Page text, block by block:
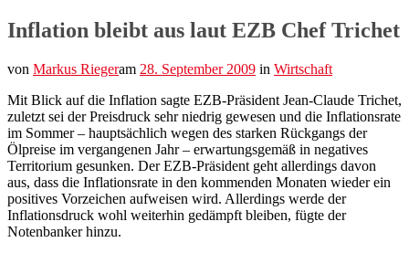
Inflation bleibt aus laut EZB Chef Trichet
von Markus Riegeram 28. September 2009 in Wirtschaft
Mit Blick auf die Inflation sagte EZB-Präsident Jean-Claude Trichet,
zuletzt sei der Preisdruck sehr niedrig gewesen und die Inflationsrate
im Sommer – hauptsächlich wegen des starken Rückgangs der
Ölpreise im vergangenen Jahr – erwartungsgemäß in negatives
Territorium gesunken. Der EZB-Präsident geht allerdings davon
aus, dass die Inflationsrate in den kommenden Monaten wieder ein
positives Vorzeichen aufweisen wird. Allerdings werde der
Inflationsdruck wohl weiterhin gedämpft bleiben, fügte der
Notenbanker hinzu.